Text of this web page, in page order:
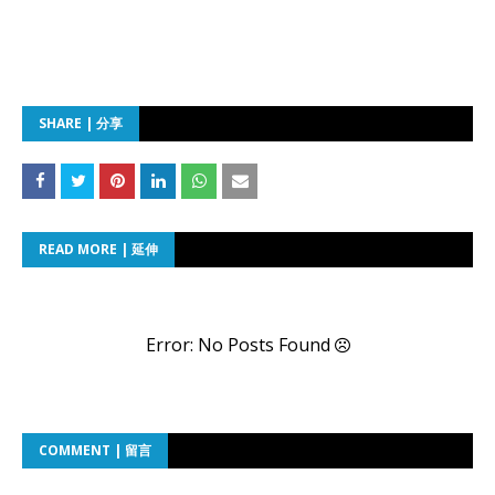
SHARE | 分享
READ MORE | 延伸
Error: No Posts Found
COMMENT | 留言